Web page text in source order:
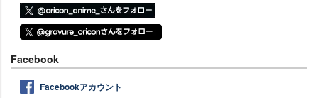
Facebook
Facebookアカウント